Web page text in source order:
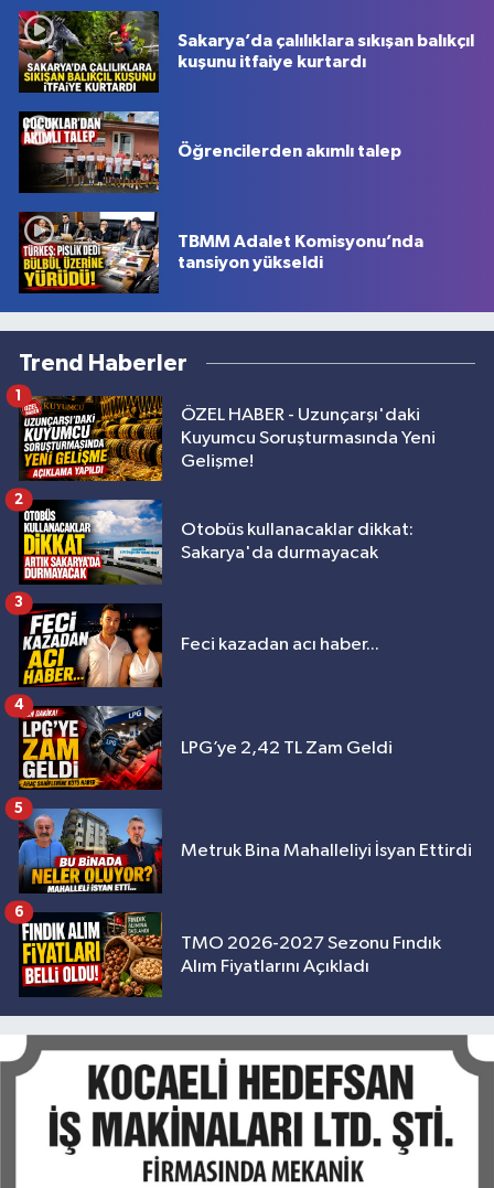
Sakarya’da çalılıklara sıkışan balıkçıl
kuşunu itfaiye kurtardı
Öğrencilerden akımlı talep
TBMM Adalet Komisyonu’nda
tansiyon yükseldi
Trend Haberler
ÖZEL HABER - Uzunçarşı'daki
Kuyumcu Soruşturmasında Yeni
Gelişme!
1
Otobüs kullanacaklar dikkat:
Sakarya'da durmayacak
2
Feci kazadan acı haber...
3
LPG’ye 2,42 TL Zam Geldi
4
Metruk Bina Mahalleliyi İsyan Ettirdi
5
TMO 2026-2027 Sezonu Fındık
Alım Fiyatlarını Açıkladı
6